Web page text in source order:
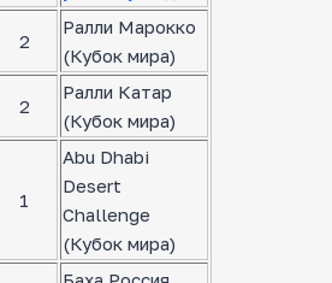
2
Ралли Марокко
(Кубок мира)
2
Ралли Катар
(Кубок мира)
1
Abu Dhabi
Desert
Challenge
(Кубок мира)